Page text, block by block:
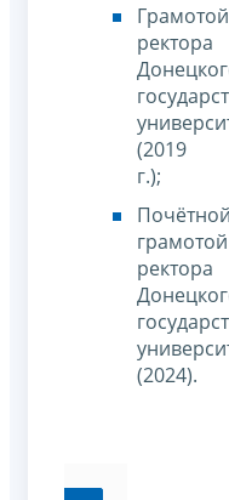
Грамотой
ректора
(2019
г.);
Почётной
грамотой
ректора
(2024).